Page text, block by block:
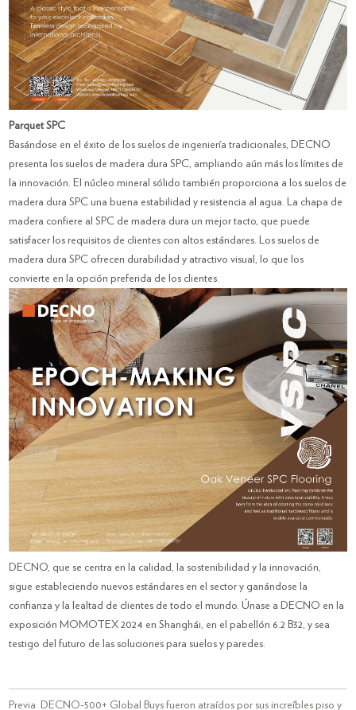
Parquet SPC
Basándose en el éxito de los suelos de ingeniería tradicionales, DECNO
presenta los suelos de madera dura SPC, ampliando aún más los límites de
la innovación. El núcleo mineral sólido también proporciona a los suelos de
madera dura SPC una buena estabilidad y resistencia al agua. La chapa de
madera confiere al SPC de madera dura un mejor tacto, que puede
satisfacer los requisitos de clientes con altos estándares. Los suelos de
madera dura SPC ofrecen durabilidad y atractivo visual, lo que los
convierte en la opción preferida de los clientes.
DECNO, que se centra en la calidad, la sostenibilidad y la innovación,
sigue estableciendo nuevos estándares en el sector y ganándose la
confianza y la lealtad de clientes de todo el mundo. Únase a DECNO en la
exposición MOMOTEX 2024 en Shanghái, en el pabellón 6.2 B32, y sea
testigo del futuro de las soluciones para suelos y paredes.
Previa: DECNO-500+ Global Buys fueron atraídos por sus increíbles piso y